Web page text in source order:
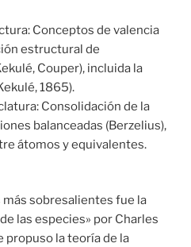
Conceptos de valencia
estructural de
Couper), incluida la
1865).
Consolidación de la
balanceadas (Berzelius),
átomos y equivalentes.
más sobresalientes fue la
las especies» por Charles
propuso la teoría de la